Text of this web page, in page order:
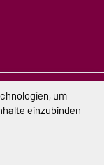
um
einzubinden